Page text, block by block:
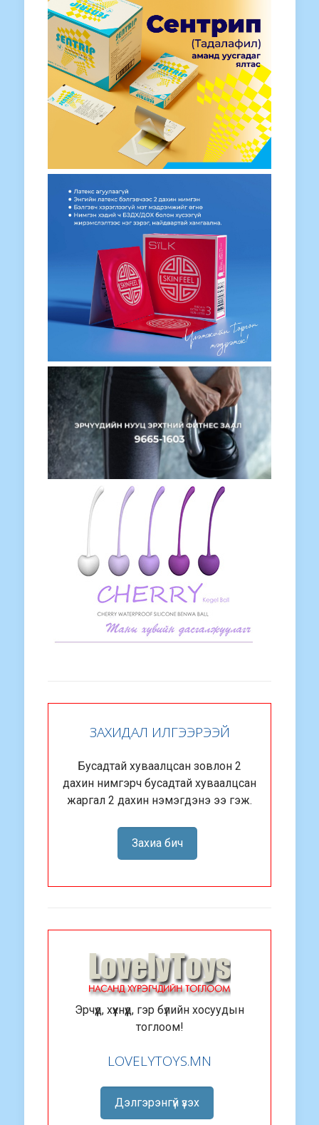
ЗАХИДАЛ ИЛГЭЭРЭЭЙ
Бусадтай хуваалцсан зовлон 2
дахин нимгэрч бусадтай хуваалцсан
жаргал 2 дахин нэмэгдэнэ ээ гэж.
Захиа бич
Эрчүүд, хүүхнүүд, гэр бүлийн хосуудын
тоглоом!
LOVELYTOYS.MN
Дэлгэрэнгүй үзэх